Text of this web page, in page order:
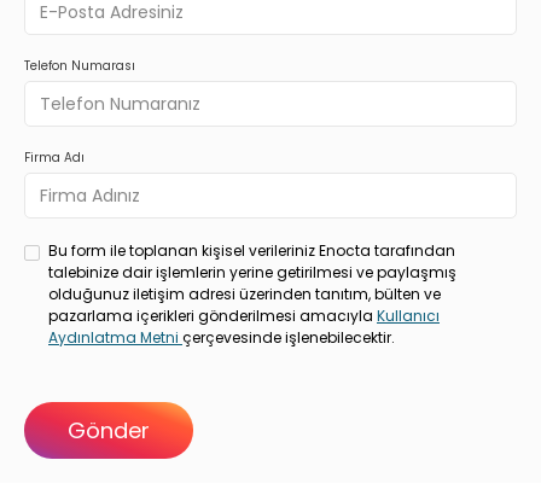
Telefon Numarası
Firma Adı
Bu form ile toplanan kişisel verileriniz Enocta tarafından
talebinize dair işlemlerin yerine getirilmesi ve paylaşmış
olduğunuz iletişim adresi üzerinden tanıtım, bülten ve
pazarlama içerikleri gönderilmesi amacıyla Kullanıcı
Aydınlatma Metni çerçevesinde işlenebilecektir.